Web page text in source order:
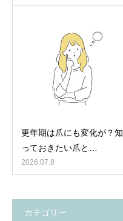
更年期は爪にも変化が？知
っておきたい爪と…
2026.07.8
カテゴリー